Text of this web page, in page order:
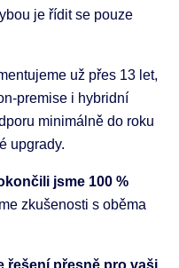
je řídit se pouze
už přes 13 let,
premise i hybridní
minimálně do roku
upgrady.
jsme 100 %
zkušenosti s oběma
řešení přesně pro vaši